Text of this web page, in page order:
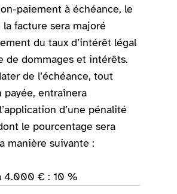
paiement à échéance, le
facture sera majoré
du taux d’intérêt légal
de dommages et intérêts.
de l’échéance, tout
payée, entraînera
d’une pénalité
le pourcentage sera
manière suivante :
4.000 € : 10 %